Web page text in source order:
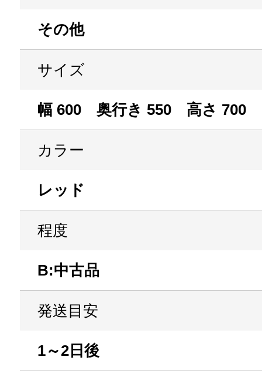
その他
サイズ
幅 600 奥行き 550 高さ 700
カラー
レッド
程度
B:中古品
発送目安
1～2日後